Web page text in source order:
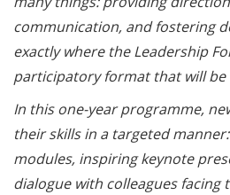
Beschäftigte / Staff
Dienstrad-Leasing – ein
Thema, das bewegt /
Company bike leasing –
a topic that moves
communication, and fostering
exactly where the Leadership
participatory format that will be
In this one-year programme,
their skills in a targeted
modules, inspiring keynote
dialogue with colleagues facing